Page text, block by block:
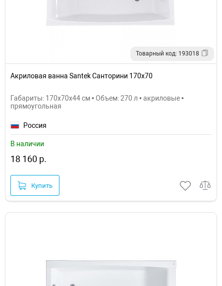
Товарный код: 193018
Акриловая ванна Santek Санторини 170x70
Габариты: 170x70x44 см • Объем: 270 л • акриловые •
прямоугольная
Россия
В наличии
18 160 р.
Купить